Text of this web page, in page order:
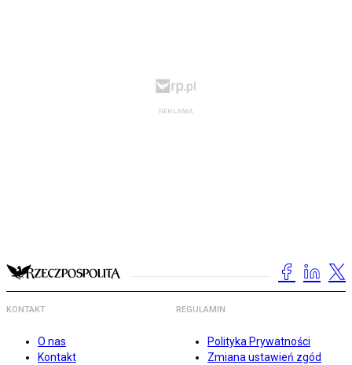
KONTAKT
O nas
Kontakt
REGULAMIN
Polityka Prywatności
Zmiana ustawień zgód